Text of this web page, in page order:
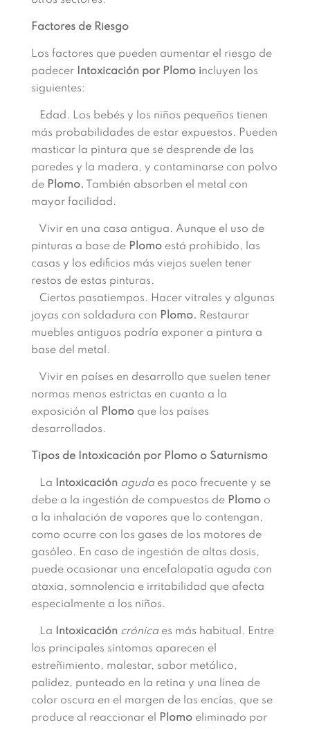
Factores de Riesgo
Los factores que pueden aumentar el riesgo de
padecer
Intoxicación por Plomo incluyen los
siguientes:
Edad. Los bebés y los niños pequeños tienen
más probabilidades de estar expuestos. Pueden
masticar la pintura que se desprende de las
paredes y la madera, y contaminarse con polvo
de Plomo. También absorben el metal con
mayor facilidad.
Vivir en una casa antigua. Aunque el uso de
pinturas a base dePlomoestá prohibido, las
casas y los edificios más viejos suelen tener
restos de estas pinturas.
Ciertos pasatiempos. Hacer vitrales y algunas
joyas con soldadura con Plomo. Restaurar
muebles antiguos podría exponer a pintura a
base del metal.
Vivir en países en desarrollo que suelen tener
normas menos estrictas en cuanto a la
exposición al
Plomoque los países
desarrollados.
Tipos de Intoxicación por Plomo o Saturnismo
La Intoxicaciónaguda es poco frecuente y se
debe a la ingestión de compuestos dePlomoo
a la inhalación de vapores que lo contengan,
como ocurre con los gases de los motores de
gasóleo. En caso de ingestión de altas dosis,
puede ocasionar una encefalopatía aguda con
ataxia, somnolencia e irritabilidad que afecta
especialmente a los niños.
La Intoxicación crónicaes más habitual. Entre
los principales síntomas aparecen el
estreñimiento, malestar, sabor metálico,
palidez, punteado en la retina y una línea de
color oscura en el margen de las encías, que se
produce al reaccionar el
Plomoeliminado por